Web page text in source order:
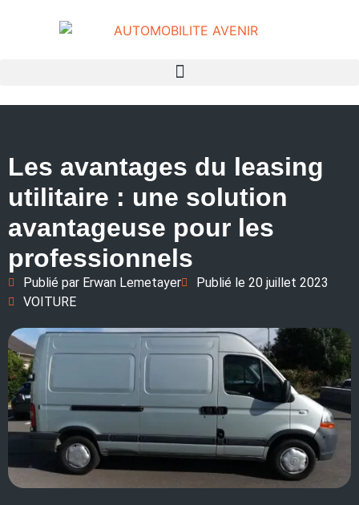
Les avantages du leasing
utilitaire : une solution
avantageuse pour les
professionnels
Publié par Erwan Lemetayer Publié le 20 juillet 2023
VOITURE